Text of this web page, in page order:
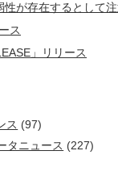
性が存在するとして
ス
」リリース
ス (97)
タニュース (227)